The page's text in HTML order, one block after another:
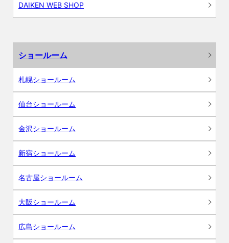
DAIKEN WEB SHOP
ショールーム
札幌ショールーム
仙台ショールーム
金沢ショールーム
新宿ショールーム
名古屋ショールーム
大阪ショールーム
広島ショールーム